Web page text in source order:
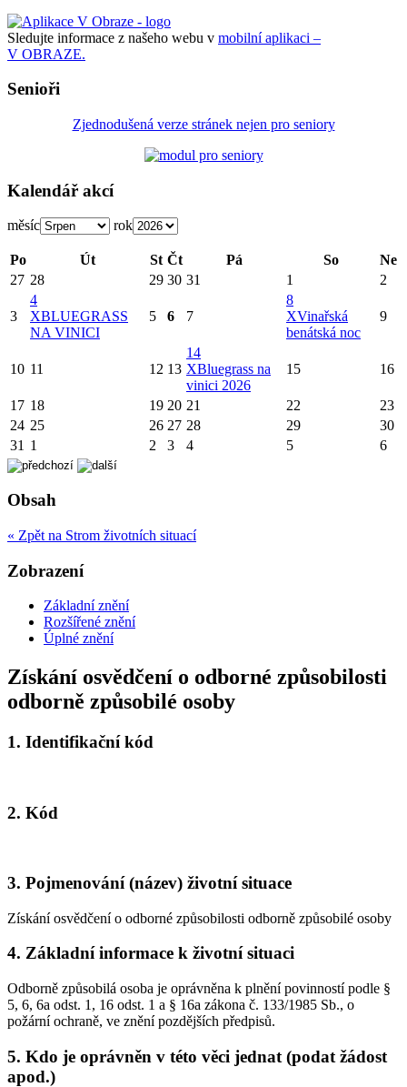
Sledujte informace z našeho webu v mobilní aplikaci –
V OBRAZE.
Senioři
Zjednodušená verze stránek nejen pro seniory
Kalendář akcí
měsíc rok
Po Út St Čt Pá So
Ne
27 28 29 30 31 1 2
3
4
XBLUEGRASS
NA VINICI
5 6 7
8
XVinařská
benátská noc
9
10 11 12 13
14
XBluegrass na
vinici 2026
15 16
17 18 19 20 21 22
23
24 25 26 27 28 29
30
31 1 2 3 4 5 6
Obsah
« Zpět na Strom životních situací
Zobrazení
Základní znění
Rozšířené znění
Úplné znění
Získání osvědčení o odborné způsobilosti
odborně způsobilé osoby
1. Identifikační kód
2. Kód
3. Pojmenování (název) životní situace
Získání osvědčení o odborné způsobilosti odborně způsobilé osoby
4. Základní informace k životní situaci
Odborně způsobilá osoba je oprávněna k plnění povinností podle §
5, 6, 6a odst. 1, 16 odst. 1 a § 16a zákona č. 133/1985 Sb., o
požární ochraně, ve znění pozdějších předpisů.
5. Kdo je oprávněn v této věci jednat (podat žádost
apod.)